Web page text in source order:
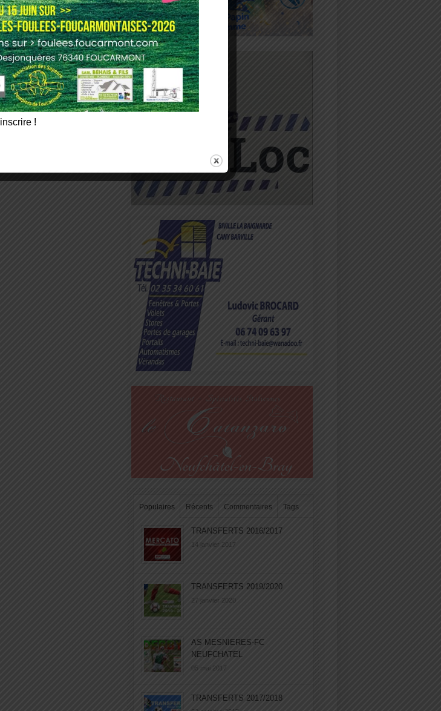
Populaires Récents Commentaires Tags
TRANSFERTS 2016/2017
14 janvier 2017
TRANSFERTS 2019/2020
27 janvier 2020
AS MESNIERES-FC
NEUFCHATEL
05 mai 2017
TRANSFERTS 2017/2018
!